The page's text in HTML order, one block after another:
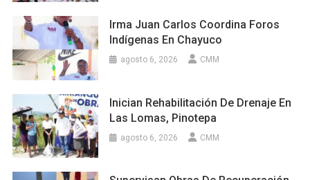
Irma Juan Carlos Coordina Foros
Indígenas En Chayuco
agosto 6, 2026 CMM
Inician Rehabilitación De Drenaje En
Las Lomas, Pinotepa
agosto 6, 2026 CMM